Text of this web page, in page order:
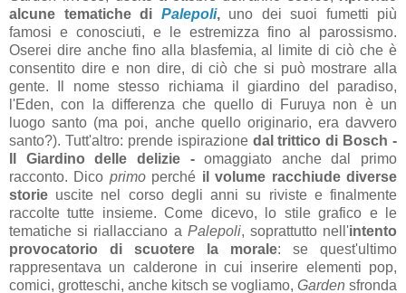
alcune tematiche di Palepoli,uno dei suoi fumetti più
famosi e conosciuti, e le estremizza fino al parossismo.
Oserei dire anche fino alla blasfemia, al limite di ciò che è
consentito dire e non dire, di ciò che si può mostrare alla
gente. Il nome stesso richiama il giardino del paradiso,
l'Eden, con la differenza che quello di Furuya non è un
luogo santo (ma poi, anche quello originario, era davvero
santo?). Tutt'altro: prende ispirazione dal trittico di Bosch -
Il Giardino delle delizie -omaggiato anche dal primo
racconto. Dico primo perché il volume racchiude diverse
storie uscite nel corso degli anni su riviste e finalmente
raccolte tutte insieme. Come dicevo, lo stile grafico e le
tematiche si riallacciano a Palepoli, soprattutto nell'intento
provocatorio di scuotere la morale: se quest'ultimo
rappresentava un calderone in cui inserire elementi pop,
comici, grotteschi, anche kitsch se vogliamo, Garden sfronda